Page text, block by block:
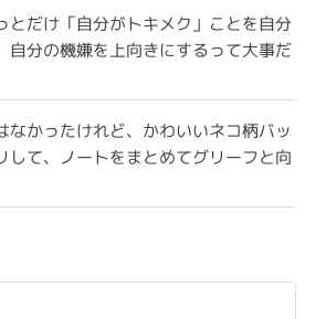
とだけ「自分がトキメク」ことを自分
自分の機嫌を上向きにするって大事だ
なかったけれど、かわいいネコ柄バッ
して、ノートをまとめてグリーフと向